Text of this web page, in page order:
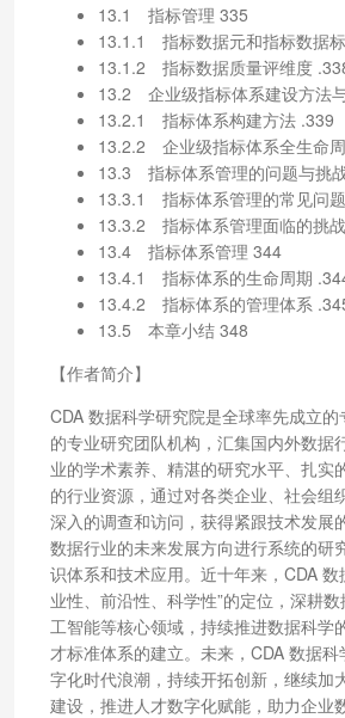
13.1 指标管理 335
13.1.1 指标数据元和指标数据
13.1.2 指标数据质量评维度
13.2 企业级指标体系建设方法
13.2.1 指标体系构建方法 .339
13.2.2 企业级指标体系全生命
13.3 指标体系管理的问题与挑
13.3.1 指标体系管理的常见问
13.3.2 指标体系管理面临的挑
13.4 指标体系管理 344
13.4.1 指标体系的生命周期
13.4.2 指标体系的管理体系
13.5 本章小结 348
【作者简介】
CDA 数据科学研究院是全球率先成立
的专业研究团队机构，汇集国内外数据
业的学术素养、精湛的研究水平、扎实
的行业资源，通过对各类企业、社会组
深入的调查和访问，获得紧跟技术发展
数据行业的未来发展方向进行系统的研
识体系和技术应用。近十年来，CDA
业性、前沿性、科学性”的定位，深耕
工智能等核心领域，持续推进数据科学
才标准体系的建立。未来，CDA 数据
字化时代浪潮，持续开拓创新，继续加
建设，推进人才数字化赋能，助力企业